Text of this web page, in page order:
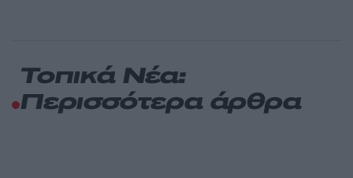
Τοπικά Νέα:
Περισσότερα άρθρα